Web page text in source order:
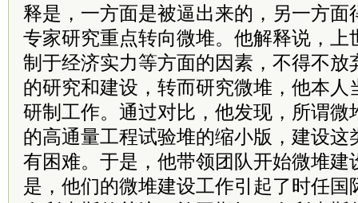
释是，一方面是被逼出来的，另一方面
专家研究重点转向微堆。他解释说，上
制于经济实力等方面的因素，不得不放
的研究和建设，转而研究微堆，他本人
研制工作。通过对比，他发现，所谓微
的高通量工程试验堆的缩小版，建设这
有困难。于是，他带领团队开始微堆建
是，他们的微堆建设工作引起了时任国